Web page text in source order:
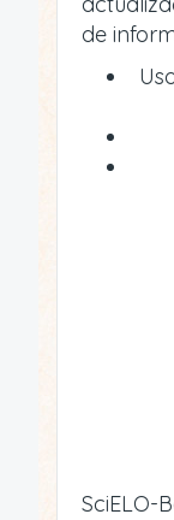
de
SciELO-